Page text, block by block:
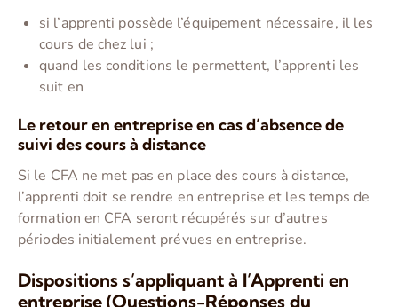
si l’apprenti possède l’équipement nécessaire, il les
cours de chez lui ;
quand les conditions le permettent, l’apprenti les
suit en
Le retour en entreprise en cas d’absence de
suivi des cours à distance
Si le CFA ne met pas en place des cours à distance,
l’apprenti doit se rendre en entreprise et les temps de
formation en CFA seront récupérés sur d’autres
périodes initialement prévues en entreprise.
Dispositions s’appliquant à l’Apprenti en
entreprise (Questions-Réponses du